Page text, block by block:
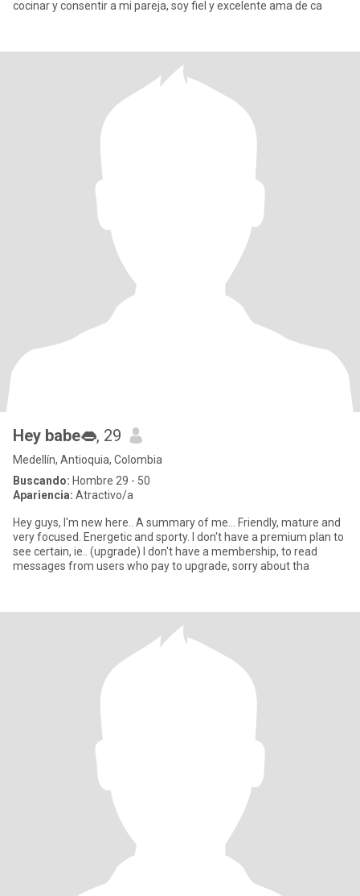
cocinar y consentir a mi pareja, soy fiel y excelente ama de ca
Hey babe👄, 29
Medellín, Antioquia, Colombia
Buscando: Hombre 29 - 50
Apariencia: Atractivo/a
Hey guys, I'm new here.. A summary of me... Friendly, mature and
very focused. Energetic and sporty. I don't have a premium plan to
see certain, ie.. (upgrade) I don't have a membership, to read
messages from users who pay to upgrade, sorry about tha